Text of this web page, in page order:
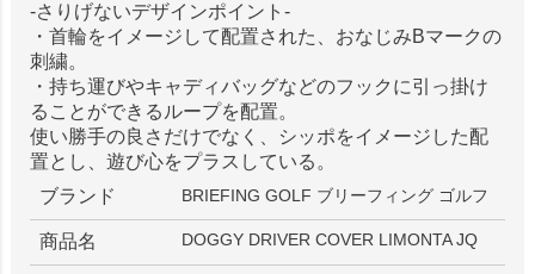
-さりげないデザインポイント-
・首輪をイメージして配置された、おなじみBマークの
刺繍。
・持ち運びやキャディバッグなどのフックに引っ掛け
ることができるループを配置。
使い勝手の良さだけでなく、シッポをイメージした配
置とし、遊び心をプラスしている。
ブランド
BRIEFING GOLF ブリーフィング ゴルフ
商品名 DOGGY DRIVER COVER LIMONTA JQ